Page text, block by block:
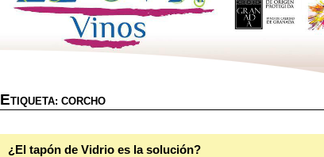
ETIQUETA: CORCHO
¿El tapón de Vidrio es la solución?